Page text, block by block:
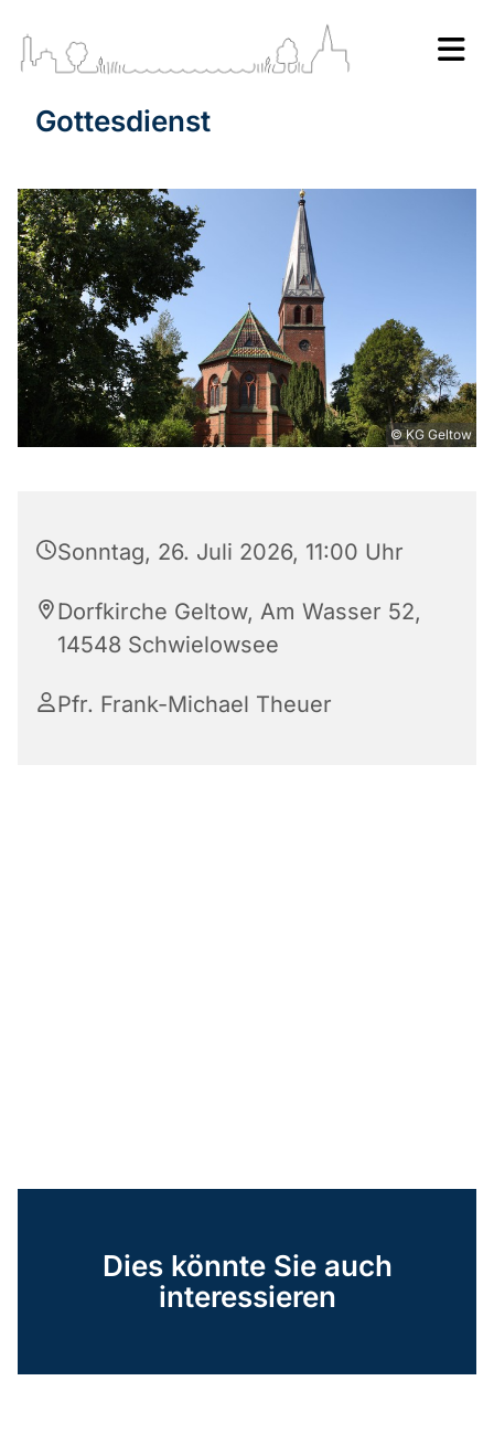
Gottesdienst
© KG Geltow
Sonntag, 26. Juli 2026, 11:00 Uhr
Dorfkirche Geltow, Am Wasser 52,
14548 Schwielowsee
Pfr. Frank-Michael Theuer
Dies könnte Sie auch
interessieren